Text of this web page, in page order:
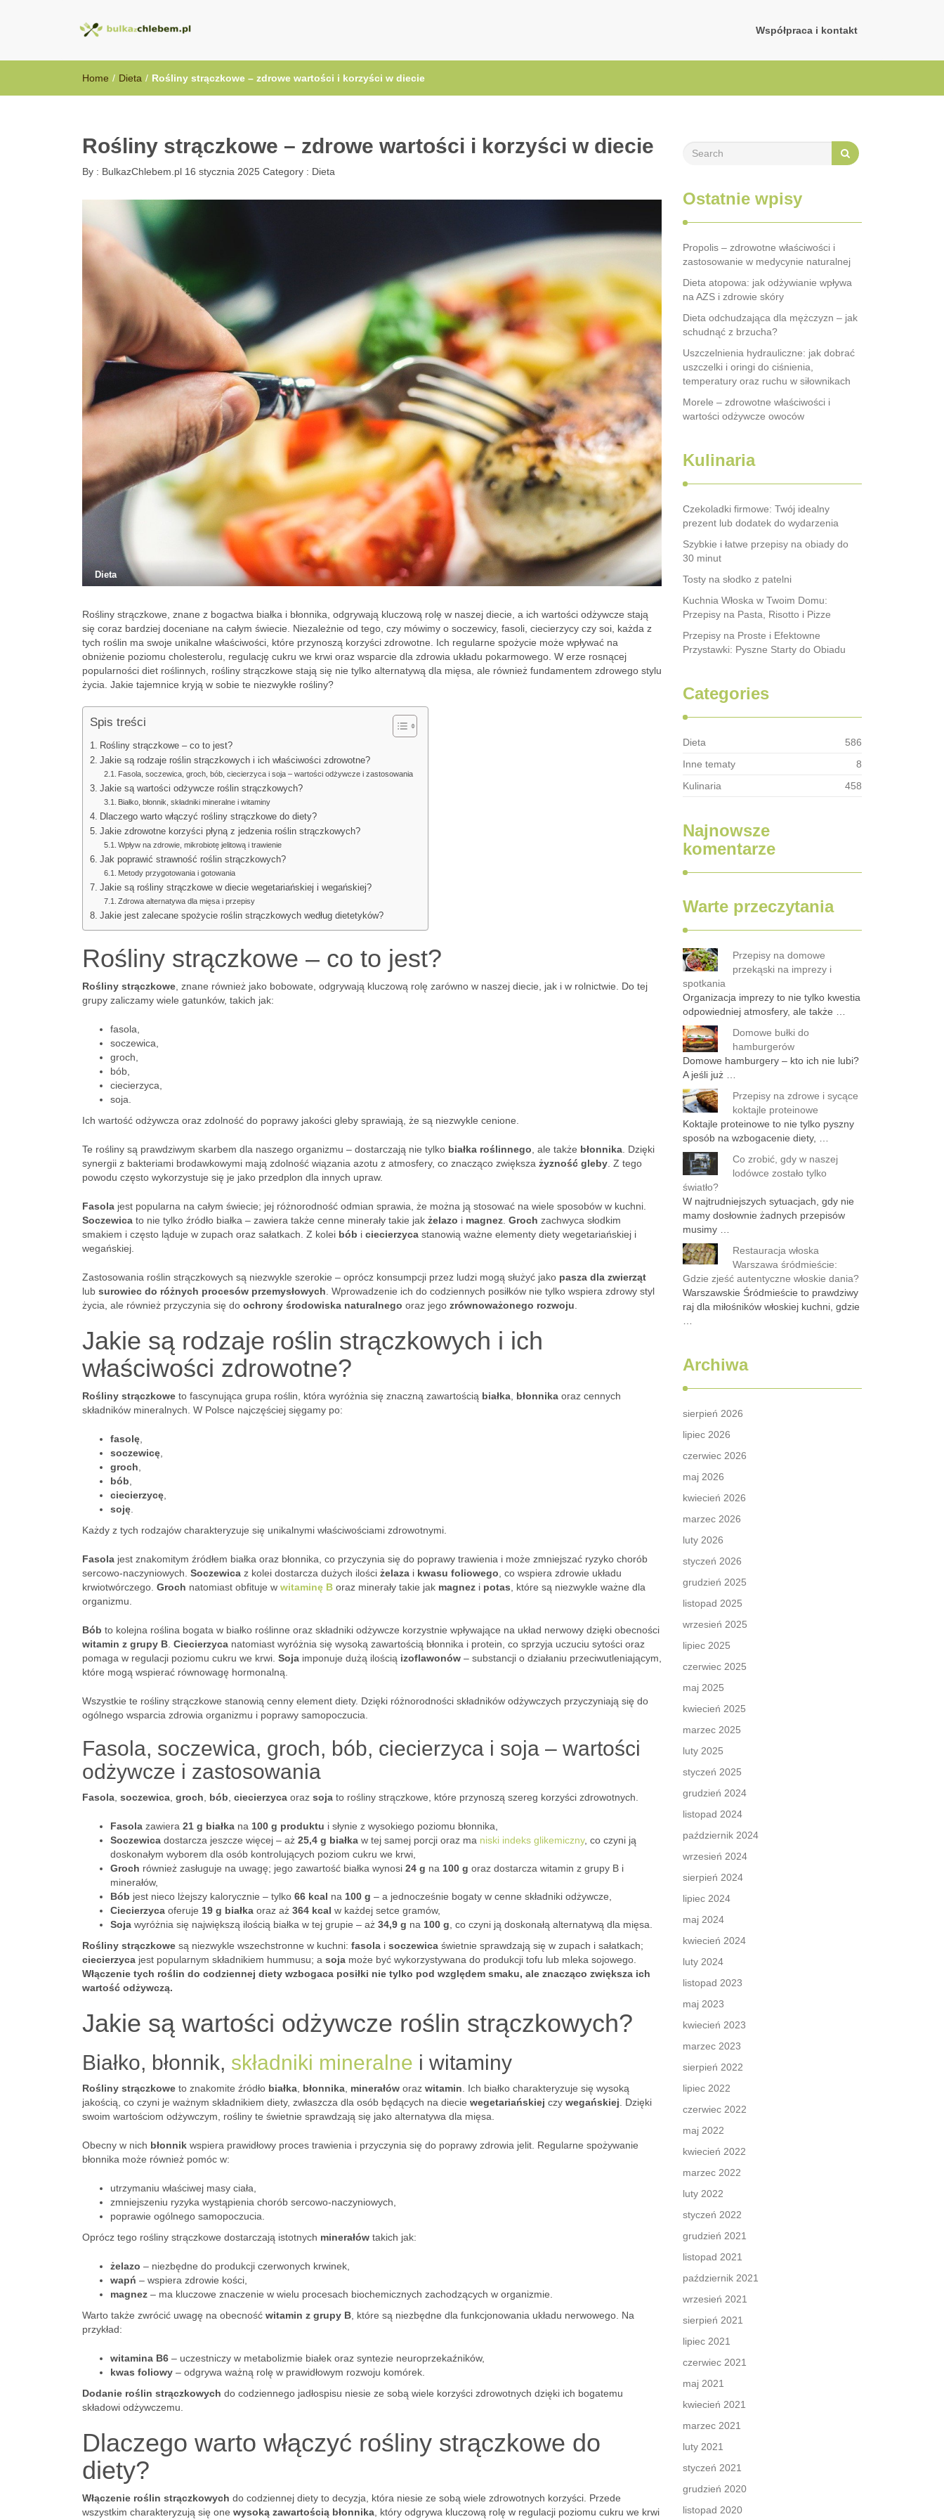
Współpraca i kontakt
Home / Dieta / Rośliny strączkowe – zdrowe wartości i korzyści w diecie
Rośliny strączkowe – zdrowe wartości i korzyści w diecie
By : BulkazChlebem.pl 16 stycznia 2025 Category : Dieta
Dieta
Rośliny strączkowe, znane z bogactwa białka i błonnika, odgrywają kluczową rolę w naszej diecie, a ich wartości odżywcze stają
się coraz bardziej doceniane na całym świecie. Niezależnie od tego, czy mówimy o soczewicy, fasoli, ciecierzycy czy soi, każda z
tych roślin ma swoje unikalne właściwości, które przynoszą korzyści zdrowotne. Ich regularne spożycie może wpływać na
obniżenie poziomu cholesterolu, regulację cukru we krwi oraz wsparcie dla zdrowia układu pokarmowego. W erze rosnącej
popularności diet roślinnych, rośliny strączkowe stają się nie tylko alternatywą dla mięsa, ale również fundamentem zdrowego stylu
życia. Jakie tajemnice kryją w sobie te niezwykłe rośliny?
Spis treści
Rośliny strączkowe – co to jest?
Jakie są rodzaje roślin strączkowych i ich właściwości zdrowotne?
Fasola, soczewica, groch, bób, ciecierzyca i soja – wartości odżywcze i zastosowania
Jakie są wartości odżywcze roślin strączkowych?
Białko, błonnik, składniki mineralne i witaminy
Dlaczego warto włączyć rośliny strączkowe do diety?
Jakie zdrowotne korzyści płyną z jedzenia roślin strączkowych?
Wpływ na zdrowie, mikrobiotę jelitową i trawienie
Jak poprawić strawność roślin strączkowych?
Metody przygotowania i gotowania
Jakie są rośliny strączkowe w diecie wegetariańskiej i wegańskiej?
Zdrowa alternatywa dla mięsa i przepisy
Jakie jest zalecane spożycie roślin strączkowych według dietetyków?
Rośliny strączkowe – co to jest?
Rośliny strączkowe , znane również jako bobowate, odgrywają kluczową rolę zarówno w naszej diecie, jak i w rolnictwie. Do tej
grupy zaliczamy wiele gatunków, takich jak:
fasola,
soczewica,
groch,
bób,
ciecierzyca,
soja.
Ich wartość odżywcza oraz zdolność do poprawy jakości gleby sprawiają, że są niezwykle cenione.
Te rośliny są prawdziwym skarbem dla naszego organizmu – dostarczają nie tylko białka roślinnego , ale także błonnika . Dzięki
synergii z bakteriami brodawkowymi mają zdolność wiązania azotu z atmosfery, co znacząco zwiększa żyzność gleby . Z tego
powodu często wykorzystuje się je jako przedplon dla innych upraw.
Fasola jest popularna na całym świecie; jej różnorodność odmian sprawia, że można ją stosować na wiele sposobów w kuchni.
Soczewica to nie tylko źródło białka – zawiera także cenne minerały takie jak żelazo i magnez Groch zachwyca słodkim
smakiem i często ląduje w zupach oraz sałatkach. Z kolei bób i ciecierzyca stanowią ważne elementy diety wegetariańskiej i
wegańskiej.
Zastosowania roślin strączkowych są niezwykle szerokie – oprócz konsumpcji przez ludzi mogą służyć jako pasza dla zwierząt
lub surowiec do różnych procesów przemysłowych . Wprowadzenie ich do codziennych posiłków nie tylko wspiera zdrowy styl
życia, ale również przyczynia się do ochrony środowiska naturalnego oraz jego zrównoważonego rozwoju
Jakie są rodzaje roślin strączkowych i ich
właściwości zdrowotne?
Rośliny strączkowe to fascynująca grupa roślin, która wyróżnia się znaczną zawartością białka błonnika oraz cennych
składników mineralnych. W Polsce najczęściej sięgamy po:
fasolę
soczewicę
groch
bób
ciecierzycę
soję
Każdy z tych rodzajów charakteryzuje się unikalnymi właściwościami zdrowotnymi.
Fasola jest znakomitym źródłem białka oraz błonnika, co przyczynia się do poprawy trawienia i może zmniejszać ryzyko chorób
sercowo-naczyniowych. Soczewica z kolei dostarcza dużych ilości żelaza i kwasu foliowego , co wspiera zdrowie układu
krwiotwórczego. Groch natomiast obfituje w witaminę B oraz minerały takie jak magnez i potas , które są niezwykle ważne dla
organizmu.
Bób to kolejna roślina bogata w białko roślinne oraz składniki odżywcze korzystnie wpływające na układ nerwowy dzięki obecności
witamin z grupy B Ciecierzyca natomiast wyróżnia się wysoką zawartością błonnika i protein, co sprzyja uczuciu sytości oraz
pomaga w regulacji poziomu cukru we krwi. Soja imponuje dużą ilością izoflawonów – substancji o działaniu przeciwutleniającym,
które mogą wspierać równowagę hormonalną.
Wszystkie te rośliny strączkowe stanowią cenny element diety. Dzięki różnorodności składników odżywczych przyczyniają się do
ogólnego wsparcia zdrowia organizmu i poprawy samopoczucia.
Fasola, soczewica, groch, bób, ciecierzyca i soja – wartości
odżywcze i zastosowania
Fasola soczewica groch bób ciecierzyca oraz soja to rośliny strączkowe, które przynoszą szereg korzyści zdrowotnych.
Fasola zawiera 21 g białka na 100 g produktu i słynie z wysokiego poziomu błonnika,
Soczewica dostarcza jeszcze więcej – aż 25,4 g białka w tej samej porcji oraz ma niski indeks glikemiczny, co czyni ją
doskonałym wyborem dla osób kontrolujących poziom cukru we krwi,
Groch również zasługuje na uwagę; jego zawartość białka wynosi 24 g na 100 g oraz dostarcza witamin z grupy B i
minerałów,
Bób jest nieco lżejszy kalorycznie – tylko 66 kcal na 100 g – a jednocześnie bogaty w cenne składniki odżywcze,
Ciecierzyca oferuje 19 g białka oraz aż 364 kcal w każdej setce gramów,
Soja wyróżnia się największą ilością białka w tej grupie – aż 34,9 g na 100 g , co czyni ją doskonałą alternatywą dla mięsa.
Rośliny strączkowe są niezwykle wszechstronne w kuchni: fasola i soczewica świetnie sprawdzają się w zupach i sałatkach;
ciecierzyca jest popularnym składnikiem hummusu; a soja może być wykorzystywana do produkcji tofu lub mleka sojowego.
Włączenie tych roślin do codziennej diety wzbogaca posiłki nie tylko pod względem smaku, ale znacząco zwiększa ich
wartość odżywczą.
Jakie są wartości odżywcze roślin strączkowych?
Białko, błonnik, składniki mineralne i witaminy
Rośliny strączkowe to znakomite źródło białka błonnika minerałów oraz witamin . Ich białko charakteryzuje się wysoką
jakością, co czyni je ważnym składnikiem diety, zwłaszcza dla osób będących na diecie wegetariańskiej czy wegańskiej . Dzięki
swoim wartościom odżywczym, rośliny te świetnie sprawdzają się jako alternatywa dla mięsa.
Obecny w nich błonnik wspiera prawidłowy proces trawienia i przyczynia się do poprawy zdrowia jelit. Regularne spożywanie
błonnika może również pomóc w:
utrzymaniu właściwej masy ciała,
zmniejszeniu ryzyka wystąpienia chorób sercowo-naczyniowych,
poprawie ogólnego samopoczucia.
Oprócz tego rośliny strączkowe dostarczają istotnych minerałów takich jak:
żelazo – niezbędne do produkcji czerwonych krwinek,
wapń – wspiera zdrowie kości,
magnez – ma kluczowe znaczenie w wielu procesach biochemicznych zachodzących w organizmie.
Warto także zwrócić uwagę na obecność witamin z grupy B , które są niezbędne dla funkcjonowania układu nerwowego. Na
przykład:
witamina B6 – uczestniczy w metabolizmie białek oraz syntezie neuroprzekaźników,
kwas foliowy – odgrywa ważną rolę w prawidłowym rozwoju komórek.
Dodanie roślin strączkowych do codziennego jadłospisu niesie ze sobą wiele korzyści zdrowotnych dzięki ich bogatemu
składowi odżywczemu.
Dlaczego warto włączyć rośliny strączkowe do
diety?
Włączenie roślin strączkowych do codziennej diety to decyzja, która niesie ze sobą wiele zdrowotnych korzyści. Przede
wszystkim charakteryzują się one wysoką zawartością błonnika , który odgrywa kluczową rolę w regulacji poziomu cukru we krwi
Ostatnie wpisy
Propolis – zdrowotne właściwości i
zastosowanie w medycynie naturalnej
Dieta atopowa: jak odżywianie wpływa
na AZS i zdrowie skóry
Dieta odchudzająca dla mężczyzn – jak
schudnąć z brzucha?
Uszczelnienia hydrauliczne: jak dobrać
uszczelki i oringi do ciśnienia,
temperatury oraz ruchu w siłownikach
Morele – zdrowotne właściwości i
wartości odżywcze owoców
Kulinaria
Czekoladki firmowe: Twój idealny
prezent lub dodatek do wydarzenia
Szybkie i łatwe przepisy na obiady do
30 minut
Tosty na słodko z patelni
Kuchnia Włoska w Twoim Domu:
Przepisy na Pasta, Risotto i Pizze
Przepisy na Proste i Efektowne
Przystawki: Pyszne Starty do Obiadu
Categories
Dieta
586
Inne tematy
8
Kulinaria
458
Najnowsze
komentarze
Warte przeczytania
Przepisy na domowe
przekąski na imprezy i
spotkania
Organizacja imprezy to nie tylko kwestia
odpowiedniej atmosfery, ale także …
Domowe bułki do
hamburgerów
Domowe hamburgery – kto ich nie lubi?
A jeśli już …
Przepisy na zdrowe i sycące
koktajle proteinowe
Koktajle proteinowe to nie tylko pyszny
sposób na wzbogacenie diety, …
Co zrobić, gdy w naszej
lodówce zostało tylko
światło?
W najtrudniejszych sytuacjach, gdy nie
mamy dosłownie żadnych przepisów
musimy …
Restauracja włoska
Warszawa śródmieście:
Gdzie zjeść autentyczne włoskie dania?
Warszawskie Śródmieście to prawdziwy
raj dla miłośników włoskiej kuchni, gdzie
Archiwa
sierpień 2026
lipiec 2026
czerwiec 2026
maj 2026
kwiecień 2026
marzec 2026
luty 2026
styczeń 2026
grudzień 2025
listopad 2025
wrzesień 2025
lipiec 2025
czerwiec 2025
maj 2025
kwiecień 2025
marzec 2025
luty 2025
styczeń 2025
grudzień 2024
listopad 2024
październik 2024
wrzesień 2024
sierpień 2024
lipiec 2024
maj 2024
kwiecień 2024
luty 2024
listopad 2023
maj 2023
kwiecień 2023
marzec 2023
sierpień 2022
lipiec 2022
czerwiec 2022
maj 2022
kwiecień 2022
marzec 2022
luty 2022
styczeń 2022
grudzień 2021
listopad 2021
październik 2021
wrzesień 2021
sierpień 2021
lipiec 2021
czerwiec 2021
maj 2021
kwiecień 2021
marzec 2021
luty 2021
styczeń 2021
grudzień 2020
listopad 2020